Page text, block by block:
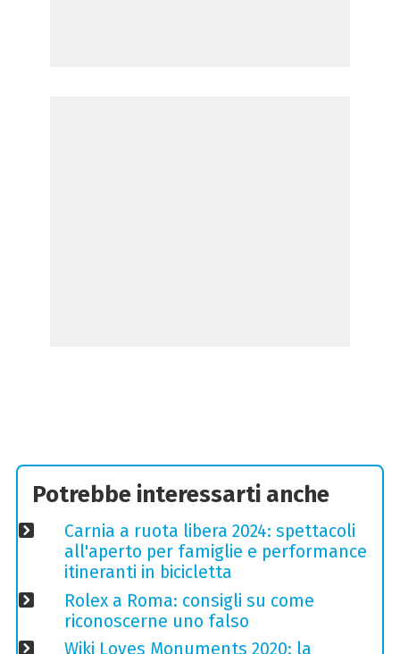
Potrebbe interessarti anche
Carnia a ruota libera 2024: spettacoli
all'aperto per famiglie e performance
itineranti in bicicletta
Rolex a Roma: consigli su come
riconoscerne uno falso
Wiki Loves Monuments 2020: la